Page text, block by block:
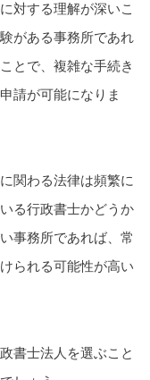
対する理解が深いこ
がある事務所であれ
とで、複雑な手続き
請が可能になりま
関わる法律は頻繁に
る行政書士かどうか
事務所であれば、常
られる可能性が高い
書士法人を選ぶこと